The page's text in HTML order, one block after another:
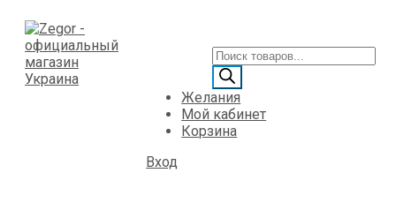
Желания
Мой кабинет
Корзина
Вход